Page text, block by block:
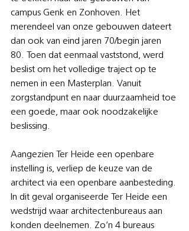
campus Genk en Zonhoven. Het
merendeel van onze gebouwen dateert
dan ook van eind jaren 70/begin jaren
80. Toen dat eenmaal vaststond, werd
beslist om het volledige traject op te
nemen in een Masterplan. Vanuit
zorgstandpunt en naar duurzaamheid toe
een goede, maar ook noodzakelijke
beslissing.
Aangezien Ter Heide een openbare
instelling is, verliep de keuze van de
architect via een openbare aanbesteding.
In dit geval organiseerde Ter Heide een
wedstrijd waar architectenbureaus aan
konden deelnemen. Zo’n 4 bureaus